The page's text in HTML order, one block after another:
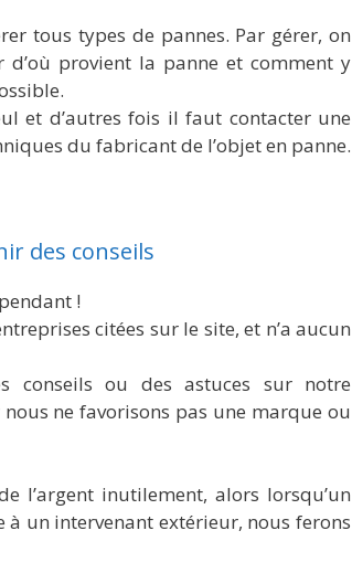
tous types de pannes. Par gérer, on
d’où provient la panne et comment y
et d’autres fois il faut contacter une
du fabricant de l’objet en panne.
des conseils
!
citées sur le site, et n’a aucun
conseils ou des astuces sur notre
ne favorisons pas une marque ou
l’argent inutilement, alors lorsqu’un
un intervenant extérieur, nous ferons